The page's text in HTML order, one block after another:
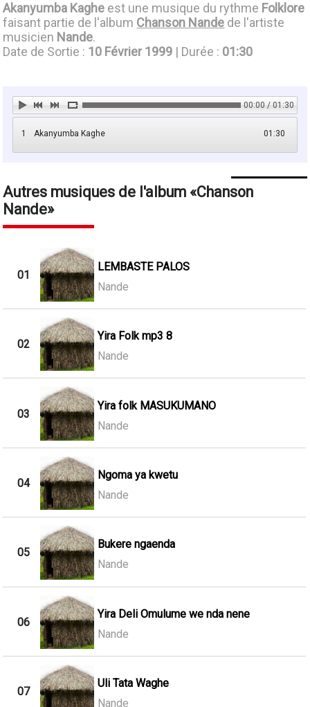
Akanyumba Kaghe est une musique du rythme Folklore
faisant partie de l'album Chanson Nande de l'artiste
musicien Nande.
Date de Sortie : 10 Février 1999 | Durée : 01:30
00:00 / 01:30
1 01:30
Akanyumba Kaghe
Autres musiques de l'album
Chanson
Nande
01
LEMBASTE PALOS
Nande
02
Yira Folk mp3 8
Nande
03
Yira folk MASUKUMANO
Nande
04
Ngoma ya kwetu
Nande
05
Bukere ngaenda
Nande
06
Yira Deli Omulume we nda nene
Nande
07
Uli Tata Waghe
Nande